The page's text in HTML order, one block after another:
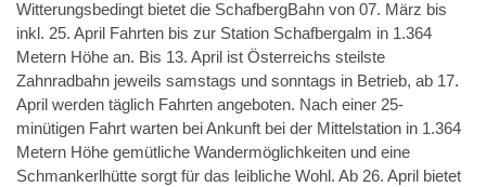
Witterungsbedingt bietet die SchafbergBahn von 07. März bis
inkl. 25. April Fahrten bis zur Station Schafbergalm in 1.364
Metern Höhe an. Bis 13. April ist Österreichs steilste
Zahnradbahn jeweils samstags und sonntags in Betrieb, ab 17.
April werden täglich Fahrten angeboten. Nach einer 25-
minütigen Fahrt warten bei Ankunft bei der Mittelstation in 1.364
Metern Höhe gemütliche Wandermöglichkeiten und eine
Schmankerlhütte sorgt für das leibliche Wohl. Ab 26. April bietet